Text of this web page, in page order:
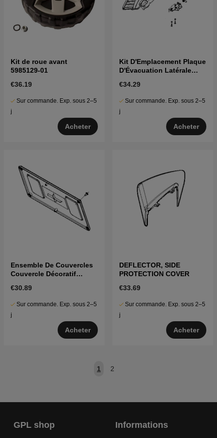
Kit de roue avant
5985129-01
€36.19
Sur commande. Exp. sous 2–5
j
Acheter
Kit D'Emplacement Plaque
D'Évacuation Latérale
€34.29
Sur commande. Exp. sous 2–5
j
Acheter
Ensemble De Couvercles
Couvercle Décoratif
€30.89
Sur commande. Exp. sous 2–5
j
Acheter
DEFLECTOR, SIDE
PROTECTION COVER
€33.69
Sur commande. Exp. sous 2–5
j
Acheter
1 2
GPL shop Informations